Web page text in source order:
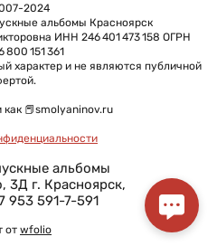
2024
альбомы Красноярск
ИНН 246 401 473 158 ОГРН
800 151 361
характер и не являются публичной
как 📕smolyaninov.ru
альбомы
3Д г. Красноярск,
953 591-7-591
от wfolio